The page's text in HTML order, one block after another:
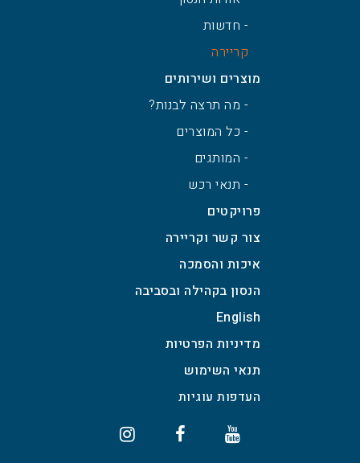
- חדשות
קריירה
מוצרים ושירותים
- מה תרצה לבנות?
- כל המוצרים
- המותגים
- תנאי רכש
פרויקטים
צור קשר וקריירה
איכות והסמכה
הנסון בקהילה ובסביבה
English
מדיניות הפרטיות
תנאי השימוש